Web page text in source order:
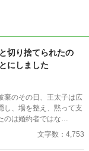
切り捨てられたの
にしました
棄のその日、王太子は広
し、場を整え、黙って支
のは婚約者ではな
い。 しかも隣には、つ
令嬢まで立っていて―
文字数：4,753